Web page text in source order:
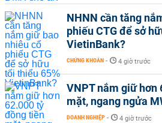
NHNN cần tăng
phiếu CTG để sở
VietinBank?
CHỨNG KHOÁN - 4 giờ trước
VNPT nắm giữ hơn
mặt, ngang ngửa
DOANH NGHIỆP - 4 giờ trước